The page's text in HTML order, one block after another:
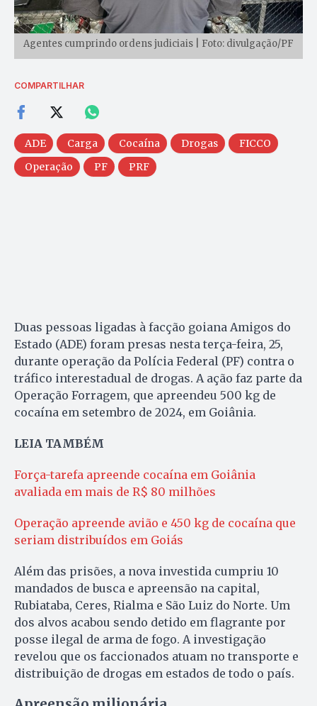
Agentes cumprindo ordens judiciais | Foto: divulgação/PF
COMPARTILHAR
ADE Carga Cocaína Drogas
FICCO
Operação
PF PRF
Duas pessoas ligadas à facção goiana Amigos do
Estado (ADE) foram presas nesta terça-feira, 25,
durante operação da Polícia Federal (PF) contra o
tráfico interestadual de drogas. A ação faz parte da
Operação Forragem, que apreendeu 500 kg de
cocaína em setembro de 2024, em Goiânia.
LEIA TAMBÉM
Força-tarefa apreende cocaína em Goiânia
avaliada em mais de R$ 80 milhões
Operação apreende avião e 450 kg de cocaína que
seriam distribuídos em Goiás
Além das prisões, a nova investida cumpriu 10
mandados de busca e apreensão na capital,
Rubiataba, Ceres, Rialma e São Luiz do Norte. Um
dos alvos acabou sendo detido em flagrante por
posse ilegal de arma de fogo. A investigação
revelou que os faccionados atuam no transporte e
distribuição de drogas em estados de todo o país.